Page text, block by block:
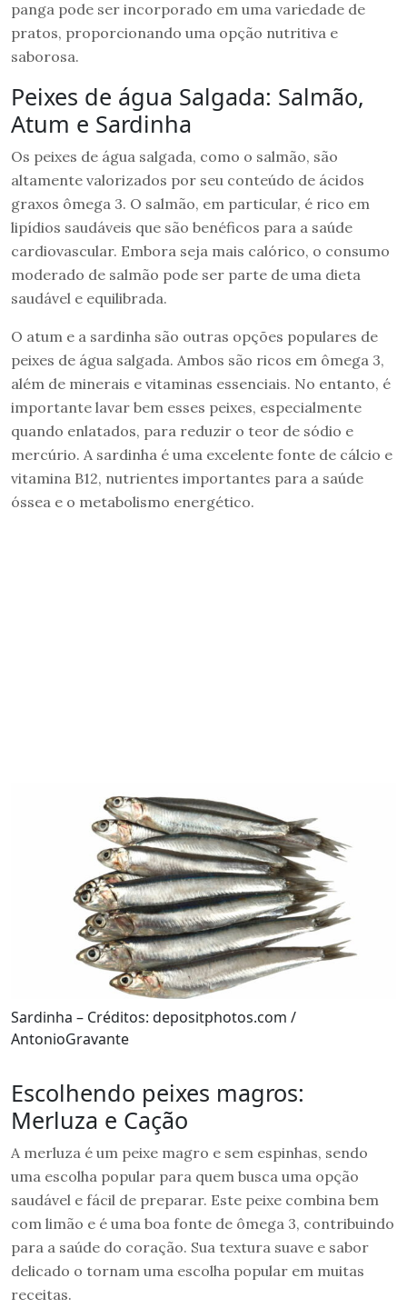
panga pode ser incorporado em uma variedade de
pratos, proporcionando uma opção nutritiva e
saborosa.
Peixes de água Salgada: Salmão,
Atum e Sardinha
Os peixes de água salgada, como o salmão, são
altamente valorizados por seu conteúdo de ácidos
graxos ômega 3. O salmão, em particular, é rico em
lipídios saudáveis que são benéficos para a saúde
cardiovascular. Embora seja mais calórico, o consumo
moderado de salmão pode ser parte de uma dieta
saudável e equilibrada.
O atum e a sardinha são outras opções populares de
peixes de água salgada. Ambos são ricos em ômega 3,
além de minerais e vitaminas essenciais. No entanto, é
importante lavar bem esses peixes, especialmente
quando enlatados, para reduzir o teor de sódio e
mercúrio. A sardinha é uma excelente fonte de cálcio e
vitamina B12, nutrientes importantes para a saúde
óssea e o metabolismo energético.
Sardinha – Créditos: depositphotos.com /
AntonioGravante
Escolhendo peixes magros:
Merluza e Cação
A merluza é um peixe magro e sem espinhas, sendo
uma escolha popular para quem busca uma opção
saudável e fácil de preparar. Este peixe combina bem
com limão e é uma boa fonte de ômega 3, contribuindo
para a saúde do coração. Sua textura suave e sabor
delicado o tornam uma escolha popular em muitas
receitas.